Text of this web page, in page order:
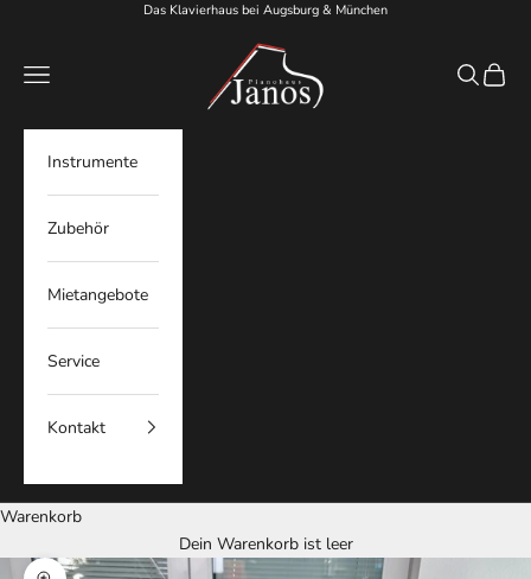
Zum Inhalt springenDas Klavierhaus bei Augsburg & München
Pianohaus Janos
Menü
Suchen
Instrumente
Zubehör
Mietangebote
Service
Kontakt
Warenkorb
Dein Warenkorb ist leer